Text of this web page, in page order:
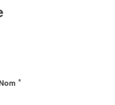
*